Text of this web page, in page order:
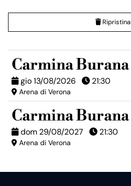
Ripristina
Carmina Burana
gio 13/08/2026 21:30
Arena di Verona
Carmina Burana
dom 29/08/2027 21:30
Arena di Verona